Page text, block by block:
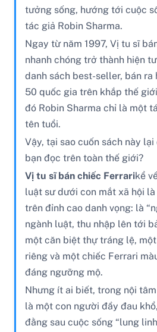
tưởng sống, hướng tới cuộc
tác giả Robin Sharma.
Ngay từ năm 1997, Vị tu sĩ
nhanh chóng trở thành hiện
danh sách best-seller, bán ra
50 quốc gia trên khắp thế
đó Robin Sharma chỉ là một
tên tuổi.
Vậy, tại sao cuốn sách này
bạn đọc trên toàn thế giới?
Vị tu sĩ bán chiếc Ferrarikể
luật sư dưới con mắt xã hội
trên đỉnh cao danh vọng: là
ngành luật, thu nhập lên tới
một căn biệt thự tráng lệ,
riêng và một chiếc Ferrari
đáng ngưỡng mộ.
Nhưng ít ai biết, trong nội
là một con người đầy đau
đằng sau cuộc sống “lung